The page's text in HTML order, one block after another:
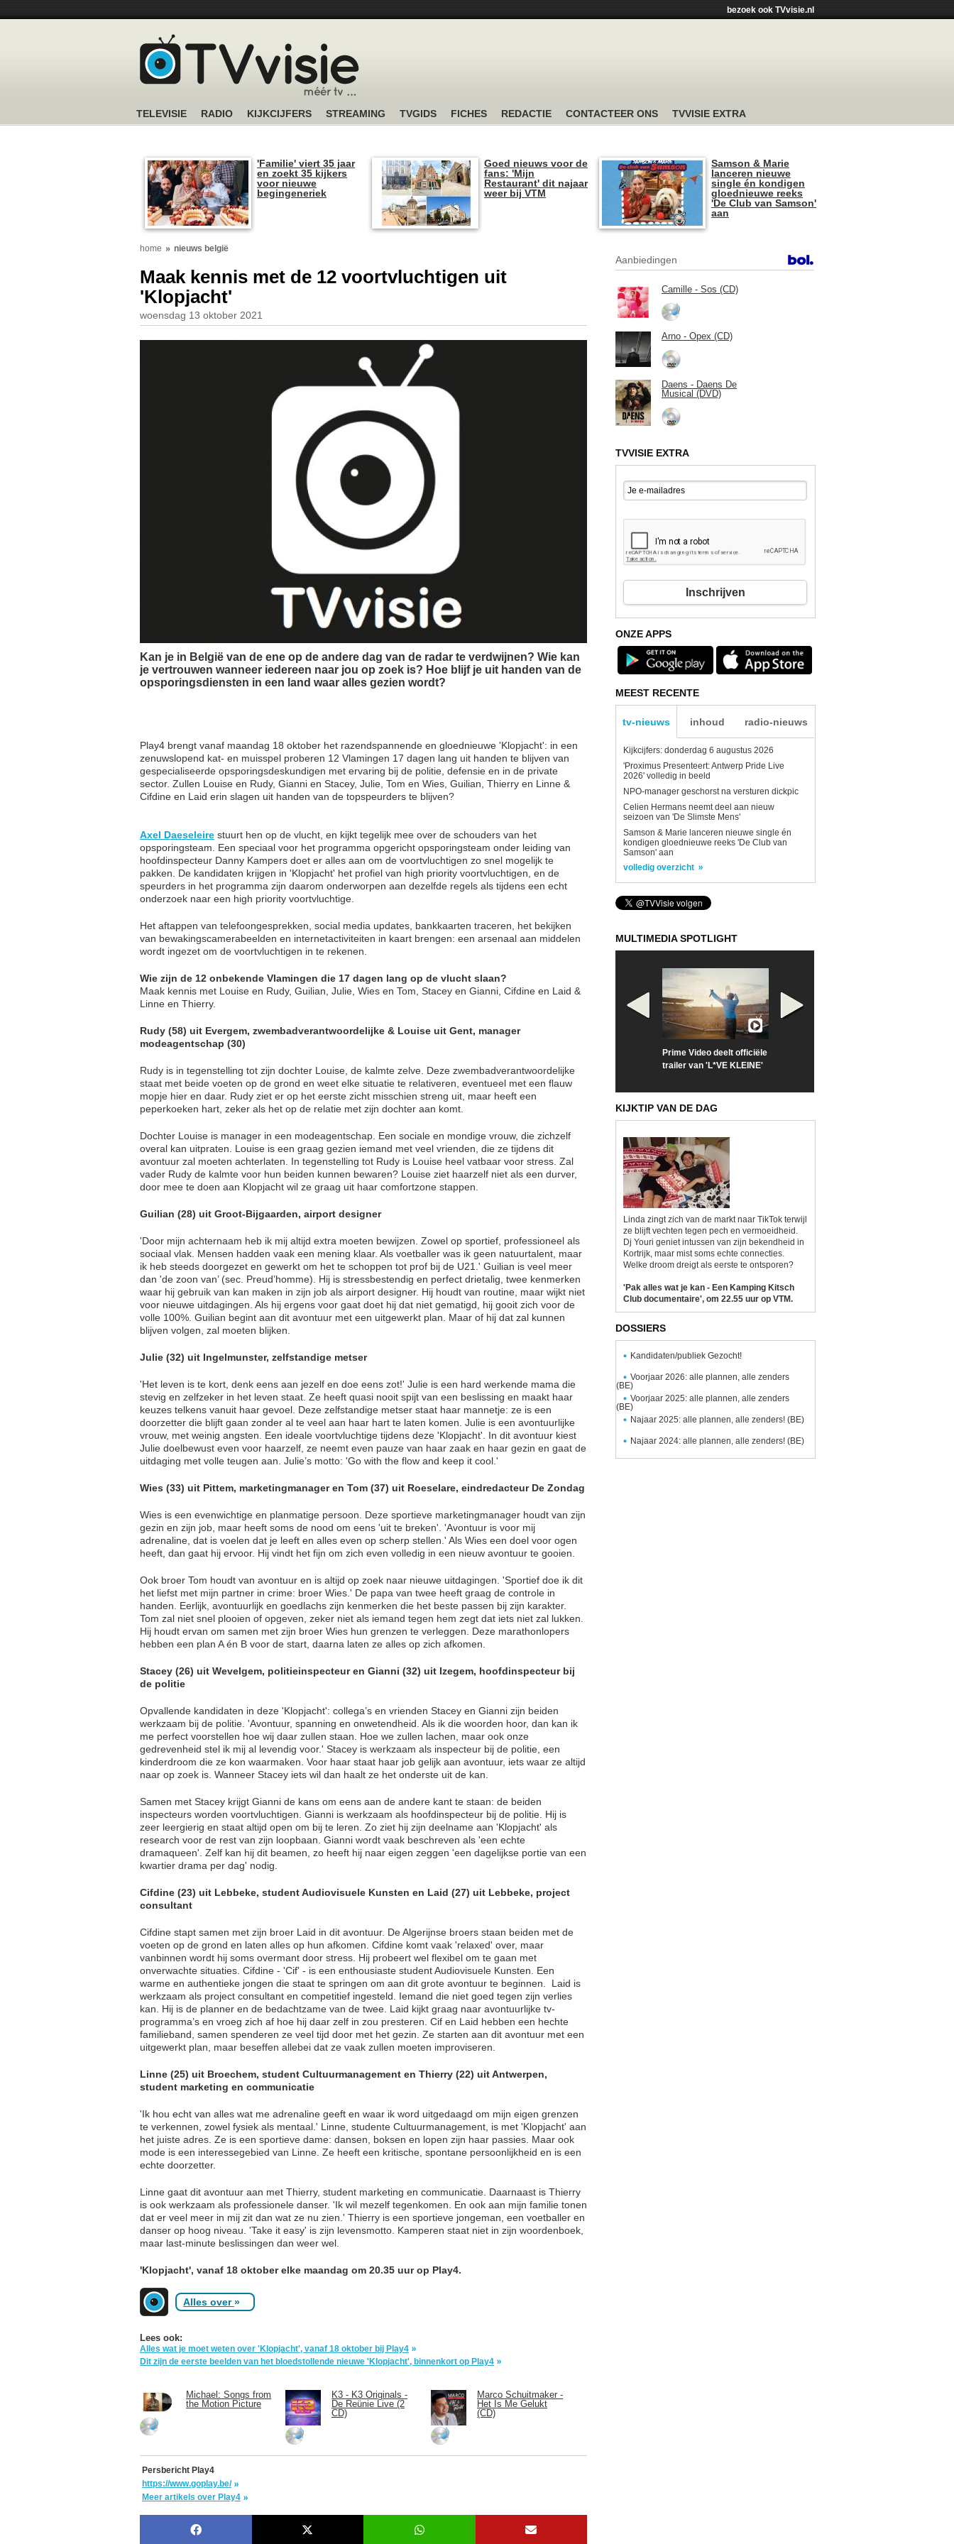
bezoek ook TVvisie.nl
TELEVISIE RADIO KIJKCIJFERS STREAMING TVGIDS FICHES REDACTIE CONTACTEER ONS TVVISIE EXTRA
'Familie' viert 35 jaar
en zoekt 35 kijkers
voor nieuwe
begingeneriek
Goed nieuws voor de
fans: 'Mijn
Restaurant' dit najaar
weer bij VTM
Samson & Marie
lanceren nieuwe
single én kondigen
gloednieuwe reeks
'De Club van Samson'
aan
home nieuws belgië
Maak kennis met de 12 voortvluchtigen uit
'Klopjacht'
woensdag 13 oktober 2021
Kan je in België van de ene op de andere dag van de radar te verdwijnen? Wie kan
je vertrouwen wanneer iedereen naar jou op zoek is? Hoe blijf je uit handen van de
opsporingsdiensten in een land waar alles gezien wordt?
Play4 brengt vanaf maandag 18 oktober het razendspannende en gloednieuwe 'Klopjacht': in een
zenuwslopend kat- en muisspel proberen 12 Vlamingen 17 dagen lang uit handen te blijven van
gespecialiseerde opsporingsdeskundigen met ervaring bij de politie, defensie en in de private
sector. Zullen Louise en Rudy, Gianni en Stacey, Julie, Tom en Wies, Guilian, Thierry en Linne &
Cifdine en Laid erin slagen uit handen van de topspeurders te blijven?
Axel Daeseleire stuurt hen op de vlucht, en kijkt tegelijk mee over de schouders van het
opsporingsteam. Een speciaal voor het programma opgericht opsporingsteam onder leiding van
hoofdinspecteur Danny Kampers doet er alles aan om de voortvluchtigen zo snel mogelijk te
pakken. De kandidaten krijgen in 'Klopjacht' het profiel van high priority voortvluchtigen, en de
speurders in het programma zijn daarom onderworpen aan dezelfde regels als tijdens een echt
onderzoek naar een high priority voortvluchtige.
Het aftappen van telefoongesprekken, social media updates, bankkaarten traceren, het bekijken
van bewakingscamerabeelden en internetactiviteiten in kaart brengen: een arsenaal aan middelen
wordt ingezet om de voortvluchtigen in te rekenen.
Wie zijn de 12 onbekende Vlamingen die 17 dagen lang op de vlucht slaan?
Maak kennis met Louise en Rudy, Guilian, Julie, Wies en Tom, Stacey en Gianni, Cifdine en Laid &
Linne en Thierry.
Rudy (58) uit Evergem, zwembadverantwoordelijke & Louise uit Gent, manager
modeagentschap (30)
Rudy is in tegenstelling tot zijn dochter Louise, de kalmte zelve. Deze zwembadverantwoordelijke
staat met beide voeten op de grond en weet elke situatie te relativeren, eventueel met een flauw
mopje hier en daar. Rudy ziet er op het eerste zicht misschien streng uit, maar heeft een
peperkoeken hart, zeker als het op de relatie met zijn dochter aan komt.
Dochter Louise is manager in een modeagentschap. Een sociale en mondige vrouw, die zichzelf
overal kan uitpraten. Louise is een graag gezien iemand met veel vrienden, die ze tijdens dit
avontuur zal moeten achterlaten. In tegenstelling tot Rudy is Louise heel vatbaar voor stress. Zal
vader Rudy de kalmte voor hun beiden kunnen bewaren? Louise ziet haarzelf niet als een durver,
door mee te doen aan Klopjacht wil ze graag uit haar comfortzone stappen.
Guilian (28) uit Groot-Bijgaarden, airport designer
'Door mijn achternaam heb ik mij altijd extra moeten bewijzen. Zowel op sportief, professioneel als
sociaal vlak. Mensen hadden vaak een mening klaar. Als voetballer was ik geen natuurtalent, maar
ik heb steeds doorgezet en gewerkt om het te schoppen tot prof bij de U21.' Guilian is veel meer
dan 'de zoon van’ (sec. Preud’homme). Hij is stressbestendig en perfect drietalig, twee kenmerken
waar hij gebruik van kan maken in zijn job als airport designer. Hij houdt van routine, maar wijkt niet
voor nieuwe uitdagingen. Als hij ergens voor gaat doet hij dat niet gematigd, hij gooit zich voor de
volle 100%. Guilian begint aan dit avontuur met een uitgewerkt plan. Maar of hij dat zal kunnen
blijven volgen, zal moeten blijken.
Julie (32) uit Ingelmunster, zelfstandige metser
'Het leven is te kort, denk eens aan jezelf en doe eens zot!' Julie is een hard werkende mama die
stevig en zelfzeker in het leven staat. Ze heeft quasi nooit spijt van een beslissing en maakt haar
keuzes telkens vanuit haar gevoel. Deze zelfstandige metser staat haar mannetje: ze is een
doorzetter die blijft gaan zonder al te veel aan haar hart te laten komen. Julie is een avontuurlijke
vrouw, met weinig angsten. Een ideale voortvluchtige tijdens deze 'Klopjacht'. In dit avontuur kiest
Julie doelbewust even voor haarzelf, ze neemt even pauze van haar zaak en haar gezin en gaat de
uitdaging met volle teugen aan. Julie’s motto: 'Go with the flow and keep it cool.'
Wies (33) uit Pittem, marketingmanager en Tom (37) uit Roeselare, eindredacteur De Zondag
Wies is een evenwichtige en planmatige persoon. Deze sportieve marketingmanager houdt van zijn
gezin en zijn job, maar heeft soms de nood om eens 'uit te breken'. 'Avontuur is voor mij
adrenaline, dat is voelen dat je leeft en alles even op scherp stellen.' Als Wies een doel voor ogen
heeft, dan gaat hij ervoor. Hij vindt het fijn om zich even volledig in een nieuw avontuur te gooien.
Ook broer Tom houdt van avontuur en is altijd op zoek naar nieuwe uitdagingen. 'Sportief doe ik dit
het liefst met mijn partner in crime: broer Wies.' De papa van twee heeft graag de controle in
handen. Eerlijk, avontuurlijk en goedlachs zijn kenmerken die het beste passen bij zijn karakter.
Tom zal niet snel plooien of opgeven, zeker niet als iemand tegen hem zegt dat iets niet zal lukken.
Hij houdt ervan om samen met zijn broer Wies hun grenzen te verleggen. Deze marathonlopers
hebben een plan A én B voor de start, daarna laten ze alles op zich afkomen.
Stacey (26) uit Wevelgem, politieinspecteur en Gianni (32) uit Izegem, hoofdinspecteur bij
de politie
Opvallende kandidaten in deze 'Klopjacht': collega’s en vrienden Stacey en Gianni zijn beiden
werkzaam bij de politie. 'Avontuur, spanning en onwetendheid. Als ik die woorden hoor, dan kan ik
me perfect voorstellen hoe wij daar zullen staan. Hoe we zullen lachen, maar ook onze
gedrevenheid stel ik mij al levendig voor.' Stacey is werkzaam als inspecteur bij de politie, een
kinderdroom die ze kon waarmaken. Voor haar staat haar job gelijk aan avontuur, iets waar ze altijd
naar op zoek is. Wanneer Stacey iets wil dan haalt ze het onderste uit de kan.
Samen met Stacey krijgt Gianni de kans om eens aan de andere kant te staan: de beiden
inspecteurs worden voortvluchtigen. Gianni is werkzaam als hoofdinspecteur bij de politie. Hij is
zeer leergierig en staat altijd open om bij te leren. Zo ziet hij zijn deelname aan 'Klopjacht' als
research voor de rest van zijn loopbaan. Gianni wordt vaak beschreven als 'een echte
dramaqueen'. Zelf kan hij dit beamen, zo heeft hij naar eigen zeggen 'een dagelijkse portie van een
kwartier drama per dag' nodig.
Cifdine (23) uit Lebbeke, student Audiovisuele Kunsten en Laid (27) uit Lebbeke, project
consultant
Cifdine stapt samen met zijn broer Laid in dit avontuur. De Algerijnse broers staan beiden met de
voeten op de grond en laten alles op hun afkomen. Cifdine komt vaak 'relaxed' over, maar
vanbinnen wordt hij soms overmant door stress. Hij probeert wel flexibel om te gaan met
onverwachte situaties. Cifdine - 'Cif' - is een enthousiaste student Audiovisuele Kunsten. Een
warme en authentieke jongen die staat te springen om aan dit grote avontuur te beginnen. Laid is
werkzaam als project consultant en competitief ingesteld. Iemand die niet goed tegen zijn verlies
kan. Hij is de planner en de bedachtzame van de twee. Laid kijkt graag naar avontuurlijke tv-
programma’s en vroeg zich af hoe hij daar zelf in zou presteren. Cif en Laid hebben een hechte
familieband, samen spenderen ze veel tijd door met het gezin. Ze starten aan dit avontuur met een
uitgewerkt plan, maar beseffen allebei dat ze vaak zullen moeten improviseren.
Linne (25) uit Broechem, student Cultuurmanagement en Thierry (22) uit Antwerpen,
student marketing en communicatie
'Ik hou echt van alles wat me adrenaline geeft en waar ik word uitgedaagd om mijn eigen grenzen
te verkennen, zowel fysiek als mentaal.' Linne, studente Cultuurmanagement, is met 'Klopjacht' aan
het juiste adres. Ze is een sportieve dame: dansen, boksen en lopen zijn haar passies. Maar ook
mode is een interessegebied van Linne. Ze heeft een kritische, spontane persoonlijkheid en is een
echte doorzetter.
Linne gaat dit avontuur aan met Thierry, student marketing en communicatie. Daarnaast is Thierry
is ook werkzaam als professionele danser. 'Ik wil mezelf tegenkomen. En ook aan mijn familie tonen
dat er veel meer in mij zit dan wat ze nu zien.' Thierry is een sportieve jongeman, een voetballer en
danser op hoog niveau. 'Take it easy' is zijn levensmotto. Kamperen staat niet in zijn woordenboek,
maar last-minute beslissingen dan weer wel.
'Klopjacht', vanaf 18 oktober elke maandag om 20.35 uur op Play4.
Alles over»
Lees ook:
Alles wat je moet weten over 'Klopjacht', vanaf 18 oktober bij Play4
Dit zijn de eerste beelden van het bloedstollende nieuwe 'Klopjacht', binnenkort op Play4
Michael: Songs from
the Motion Picture
K3 - K3 Originals -
De Reünie Live (2
CD)
Marco Schuitmaker -
Het Is Me Gelukt
(CD)
Persbericht Play4
https://www.goplay.be/
Meer artikels over Play4
Aanbiedingen
Camille - Sos (CD)
Arno - Opex (CD)
Daens - Daens De
Musical (DVD)
TVVISIE EXTRA
Inschrijven
ONZE APPS
MEEST RECENTE
tv-nieuws inhoud radio-nieuws
Kijkcijfers: donderdag 6 augustus 2026
'Proximus Presenteert: Antwerp Pride Live
2026' volledig in beeld
NPO-manager geschorst na versturen dickpic
Celien Hermans neemt deel aan nieuw
seizoen van 'De Slimste Mens'
Samson & Marie lanceren nieuwe single én
kondigen gloednieuwe reeks 'De Club van
Samson' aan
volledig overzicht
MULTIMEDIA SPOTLIGHT
Prime Video deelt officiële
trailer van 'L*VE KLEINE'
KIJKTIP VAN DE DAG
Linda zingt zich van de markt naar TikTok terwijl
ze blijft vechten tegen pech en vermoeidheid.
Dj Youri geniet intussen van zijn bekendheid in
Kortrijk, maar mist soms echte connecties.
Welke droom dreigt als eerste te ontsporen?
'Pak alles wat je kan - Een Kamping Kitsch
Club documentaire', om 22.55 uur op VTM.
DOSSIERS
Kandidaten/publiek Gezocht!
Voorjaar 2026: alle plannen, alle zenders
(BE)
Voorjaar 2025: alle plannen, alle zenders
(BE)
Najaar 2025: alle plannen, alle zenders! (BE)
Najaar 2024: alle plannen, alle zenders! (BE)